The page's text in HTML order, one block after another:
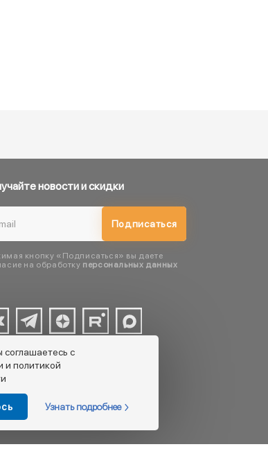
новости и скидки
Подписаться
кнопку «Подписаться» вы даете
на обработку персональных данных
соглашаетесь с
и политикой
Узнать подробнее